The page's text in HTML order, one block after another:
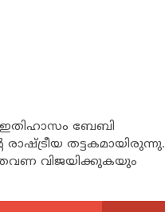
ബേബി
തട്ടകമായിരുന്നു.
വിജയിക്കുകയും